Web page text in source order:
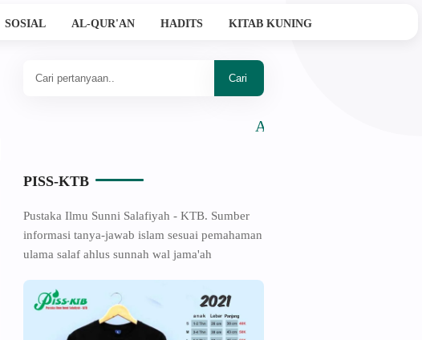
SOSIAL AL-QUR'AN HADITS KITAB KUNING
Ahlussunnah Wal Jama'ah
PISS-KTB
Pustaka Ilmu Sunni Salafiyah - KTB. Sumber
informasi tanya-jawab islam sesuai pemahaman
ulama salaf ahlus sunnah wal jama'ah